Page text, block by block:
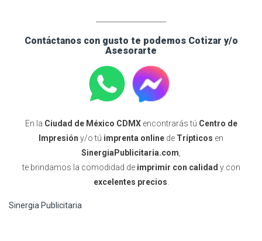
Contáctanos con gusto te podemos Cotizar y/o
Asesorarte
En la Ciudad de México CDMXencontrarás tú Centro de
Impresión y/o tú imprenta online de Trípticos en
SinergiaPublicitaria.com
te brindamos la comodidad de imprimir con calidad y con
excelentes precios
Sinergia Publicitaria